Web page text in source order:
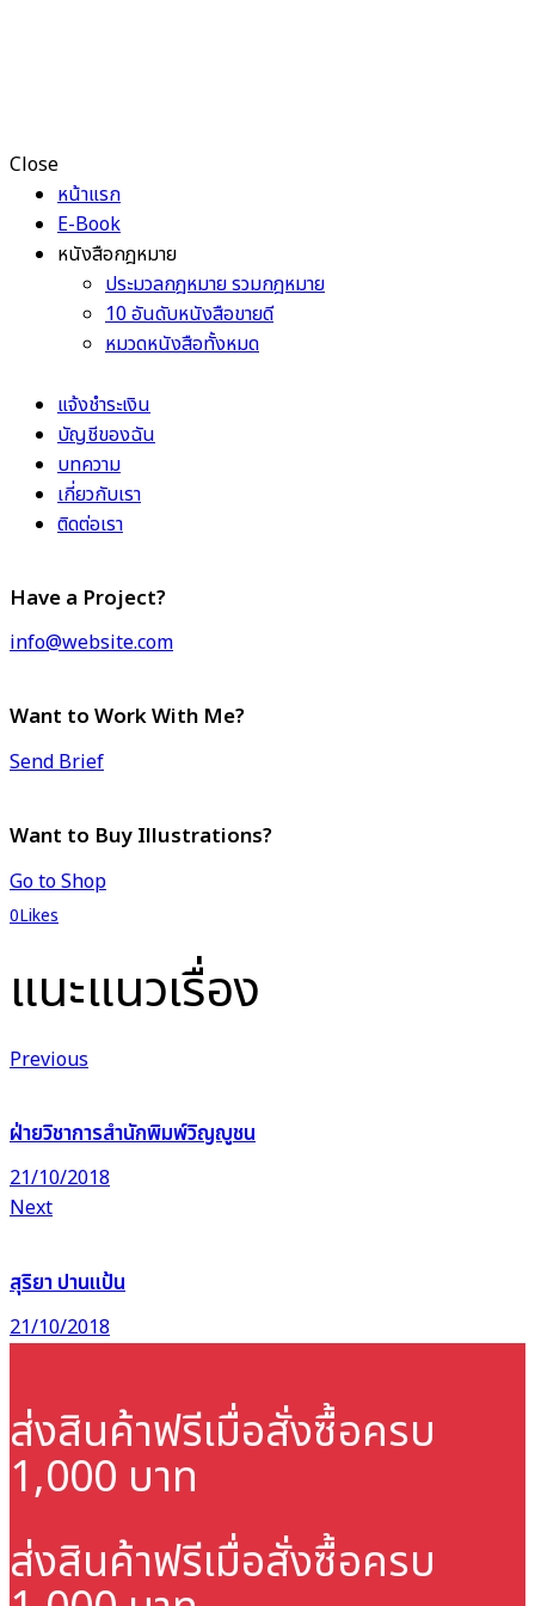
Close
หน้าแรก
E-Book
หนังสือกฎหมาย
ประมวลกฎหมาย รวมกฎหมาย
10 อันดับหนังสือขายดี
หมวดหนังสือทั้งหมด
แจ้งชำระเงิน
บัญชีของฉัน
บทความ
เกี่ยวกับเรา
ติดต่อเรา
Have a Project?
info@website.com
Want to Work With Me?
Send Brief
Want to Buy Illustrations?
Go to Shop
0Likes
แนะแนวเรื่อง
Previous
ฝ่ายวิชาการสำนักพิมพ์วิญญูชน
21/10/2018
Next
สุริยา ปานแป้น
21/10/2018
ส่งสินค้าฟรีเมื่อสั่งซื้อครบ
1,000 บาท
ส่งสินค้าฟรีเมื่อสั่งซื้อครบ